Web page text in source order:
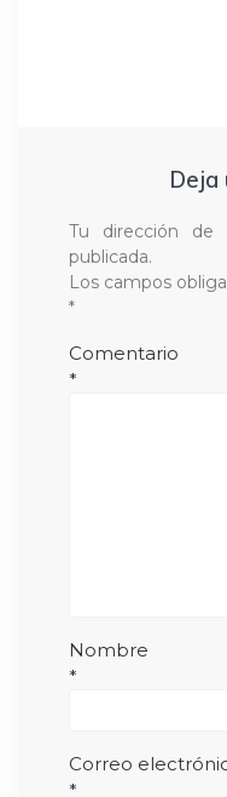
Deja
Tu dirección de
publicada.
Los campos
*
Comentario
*
Nombre
*
Correo
*